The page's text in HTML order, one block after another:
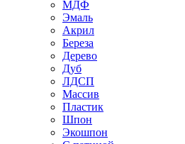
МДФ
Эмаль
Акрил
Береза
Дерево
Дуб
ЛДСП
Массив
Пластик
Шпон
Экошпон